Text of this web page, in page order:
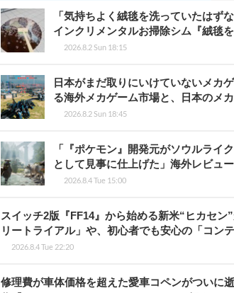
「気持ちよく絨毯を洗っていたはず
インクリメンタルお掃除シム『絨毯
2026.8.2 Sun 18:15
日本がまだ取りにいけていないメカ
る海外メカゲーム市場と、日本のメ
2026.8.2 Sun 18:45
「『ポケモン』開発元がソウルライ
として見事に仕上げた」海外レビュ
2026.8.4 Tue 15:00
スイッチ2版『FF14』から始める新米“ヒカセ
リートライアル」や、初心者でも安心の「コン
2026.8.4 Tue 22:20
修理費が車体価格を超えた愛車コペンがついに